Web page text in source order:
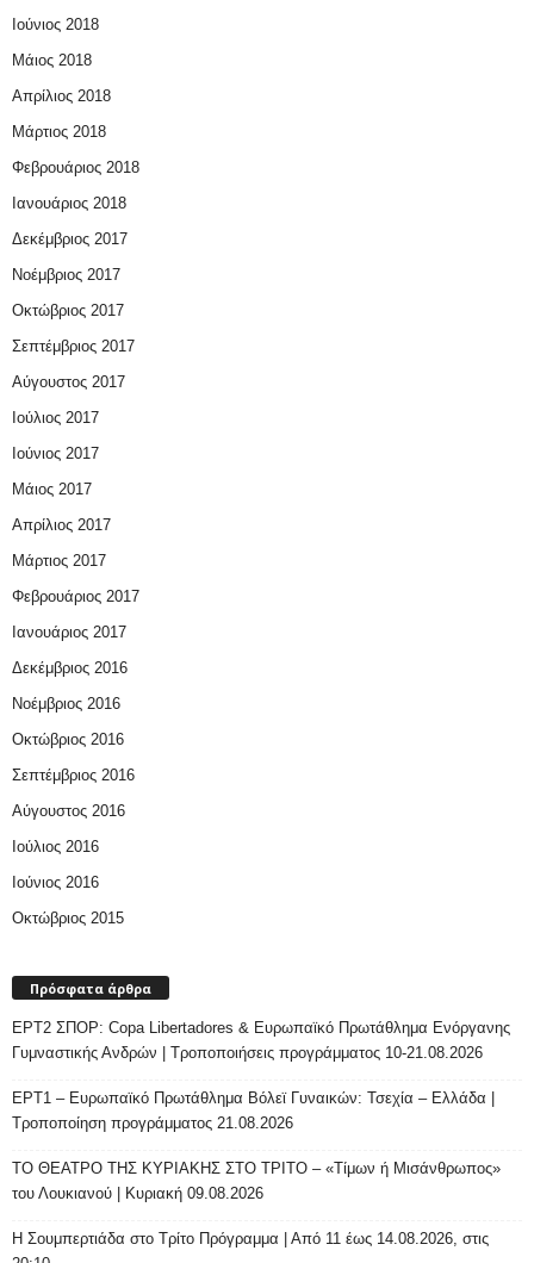
Ιούνιος 2018
Μάιος 2018
Απρίλιος 2018
Μάρτιος 2018
Φεβρουάριος 2018
Ιανουάριος 2018
Δεκέμβριος 2017
Νοέμβριος 2017
Οκτώβριος 2017
Σεπτέμβριος 2017
Αύγουστος 2017
Ιούλιος 2017
Ιούνιος 2017
Μάιος 2017
Απρίλιος 2017
Μάρτιος 2017
Φεβρουάριος 2017
Ιανουάριος 2017
Δεκέμβριος 2016
Νοέμβριος 2016
Οκτώβριος 2016
Σεπτέμβριος 2016
Αύγουστος 2016
Ιούλιος 2016
Ιούνιος 2016
Οκτώβριος 2015
Πρόσφατα άρθρα
ΕΡΤ2 ΣΠΟΡ: Copa Libertadores & Ευρωπαϊκό Πρωτάθλημα Ενόργανης
Γυμναστικής Ανδρών | Τροποποιήσεις προγράμματος 10-21.08.2026
ΕΡΤ1 – Ευρωπαϊκό Πρωτάθλημα Βόλεϊ Γυναικών: Τσεχία – Ελλάδα |
Τροποποίηση προγράμματος 21.08.2026
ΤΟ ΘΕΑΤΡΟ ΤΗΣ ΚΥΡΙΑΚΗΣ ΣΤΟ ΤΡΙΤΟ – «Τίμων ή Μισάνθρωπος»
του Λουκιανού | Κυριακή 09.08.2026
H Σουμπερτιάδα στο Τρίτο Πρόγραμμα | Από 11 έως 14.08.2026, στις